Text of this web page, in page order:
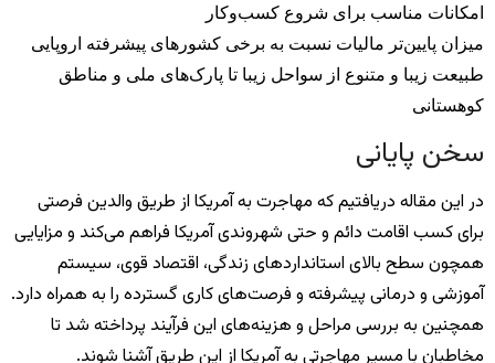
امکانات مناسب برای شروع کسب‌وکار
میزان پایین‌تر مالیات نسبت به برخی کشورهای پیشرفته اروپایی
طبیعت زیبا و متنوع از سواحل زیبا تا پارک‌های ملی و مناطق
کوهستانی
سخن پایانی
در این مقاله دریافتیم که مهاجرت به آمریکا از طریق والدین فرصتی
برای کسب اقامت دائم و حتی شهروندی آمریکا فراهم می‌کند و مزایایی
همچون سطح بالای استانداردهای زندگی، اقتصاد قوی، سیستم
آموزشی و درمانی پیشرفته و فرصت‌های کاری گسترده را به همراه دارد.
همچنین به بررسی مراحل و هزینه‌های این فرآیند پرداخته شد تا
مخاطبان با مسیر مهاجرتی به آمریکا از این طریق آشنا شوند.